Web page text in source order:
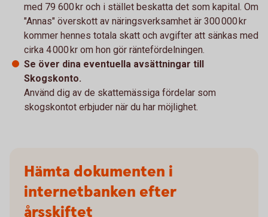
med 79 600 kr och i stället beskatta det som kapital. Om
"Annas" överskott av näringsverksamhet är 300 000 kr
kommer hennes totala skatt och avgifter att sänkas med
cirka 4 000 kr om hon gör räntefördelningen.
Se över dina eventuella avsättningar till
Skogskonto.
Använd dig av de skattemässiga fördelar som
skogskontot erbjuder när du har möjlighet.
Hämta dokumenten i
internetbanken efter
årsskiftet